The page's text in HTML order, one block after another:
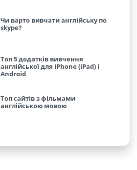
Чи варто вивчати англійську по
skype?
Топ 5 додатків вивчення
англійської для iPhone (iPad) і
Android
Топ сайтів з фільмами
англійською мовою